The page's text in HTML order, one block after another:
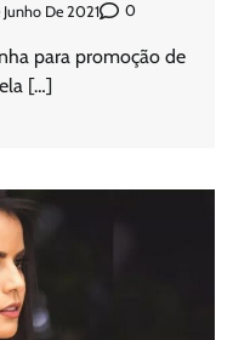
Junho De 2021 0
para promoção de
[…]